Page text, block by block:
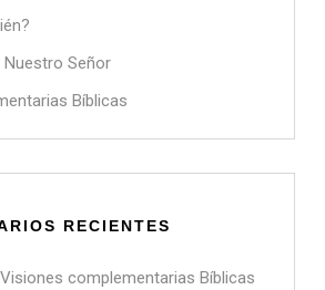
Nuestro Señor
Bíblicas
RECIENTES
Visiones complementarias Bíblicas